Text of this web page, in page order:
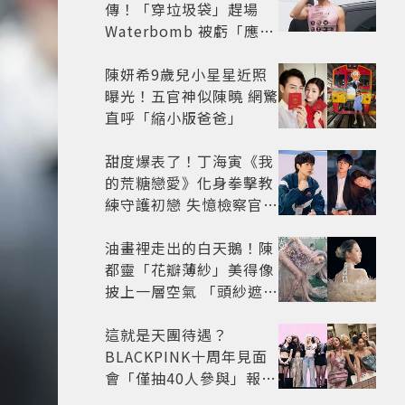
傳！「穿垃圾袋」趕場
Waterbomb 被虧「應該
陳妍希9歲兒小星星近照
曝光！五官神似陳曉 網驚
直呼「縮小版爸爸」
甜度爆表了！丁海寅《我
的荒糖戀愛》化身拳擊教
練守護初戀 失憶檢察官×
劇
油畫裡走出的白天鵝！陳
都靈「花瓣薄紗」美得像
披上一層空氣 「頭紗遮
太仙
這就是天團待遇？
BLACKPINK十周年見面
會「僅抽40人參與」報名